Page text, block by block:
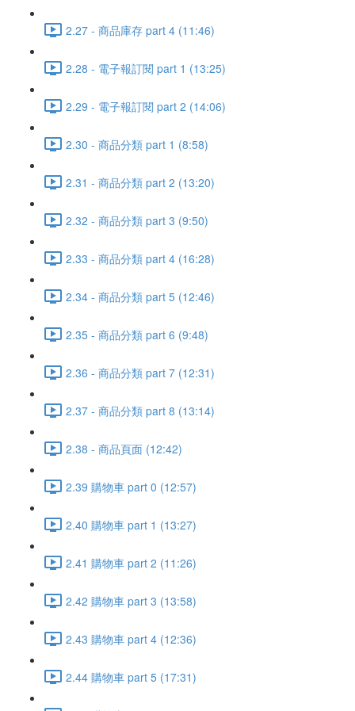
2.27 - 商品庫存 part 4 (11:46)
2.28 - 電子報訂閱 part 1 (13:25)
2.29 - 電子報訂閱 part 2 (14:06)
2.30 - 商品分類 part 1 (8:58)
2.31 - 商品分類 part 2 (13:20)
2.32 - 商品分類 part 3 (9:50)
2.33 - 商品分類 part 4 (16:28)
2.34 - 商品分類 part 5 (12:46)
2.35 - 商品分類 part 6 (9:48)
2.36 - 商品分類 part 7 (12:31)
2.37 - 商品分類 part 8 (13:14)
2.38 - 商品頁面 (12:42)
2.39 購物車 part 0 (12:57)
2.40 購物車 part 1 (13:27)
2.41 購物車 part 2 (11:26)
2.42 購物車 part 3 (13:58)
2.43 購物車 part 4 (12:36)
2.44 購物車 part 5 (17:31)